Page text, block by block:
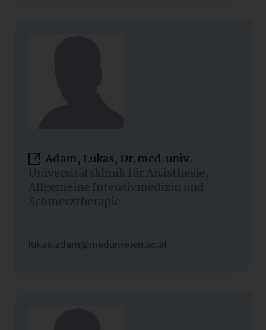
Adam, Lukas, Dr.med.univ.
Universitätsklinik für Anästhesie,
Allgemeine Intensivmedizin und
Schmerztherapie
lukas.adam@meduniwien.ac.at